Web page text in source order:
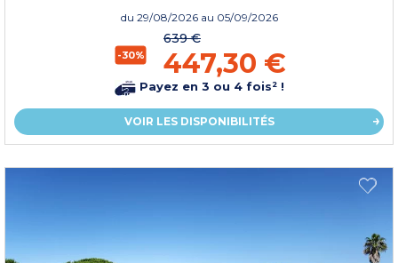
du 29/08/2026 au 05/09/2026
-30%
639 €
447,30 €
Payez en 3 ou 4 fois² !
VOIR LES DISPONIBILITÉS